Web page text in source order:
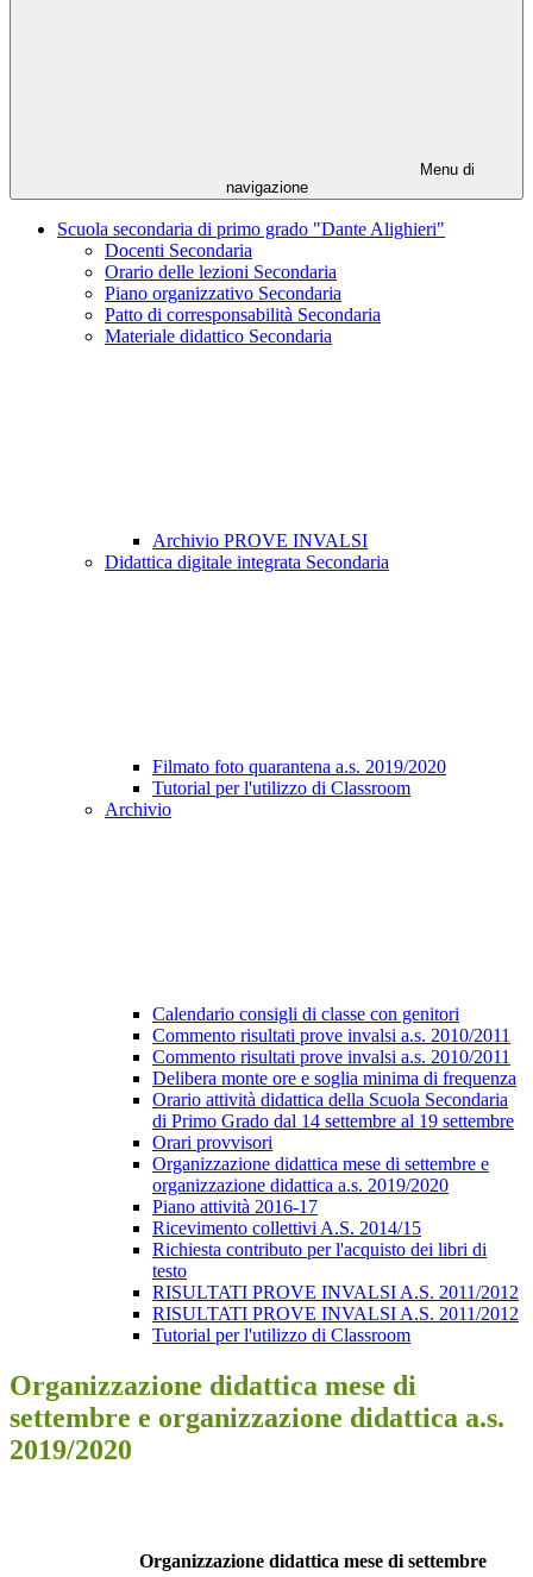
Menu di
navigazione
Scuola secondaria di primo grado "Dante Alighieri"
Docenti Secondaria
Orario delle lezioni Secondaria
Piano organizzativo Secondaria
Patto di corresponsabilità Secondaria
Materiale didattico Secondaria
Archivio PROVE INVALSI
Didattica digitale integrata Secondaria
Filmato foto quarantena a.s. 2019/2020
Tutorial per l'utilizzo di Classroom
Archivio
Calendario consigli di classe con genitori
Commento risultati prove invalsi a.s. 2010/2011
Commento risultati prove invalsi a.s. 2010/2011
Delibera monte ore e soglia minima di frequenza
Orario attività didattica della Scuola Secondaria
di Primo Grado dal 14 settembre al 19 settembre
Orari provvisori
Organizzazione didattica mese di settembre e
organizzazione didattica a.s. 2019/2020
Piano attività 2016-17
Ricevimento collettivi A.S. 2014/15
Richiesta contributo per l'acquisto dei libri di
testo
RISULTATI PROVE INVALSI A.S. 2011/2012
RISULTATI PROVE INVALSI A.S. 2011/2012
Tutorial per l'utilizzo di Classroom
Organizzazione didattica mese di
settembre e organizzazione didattica a.s.
2019/2020
Organizzazione didattica mese di settembre